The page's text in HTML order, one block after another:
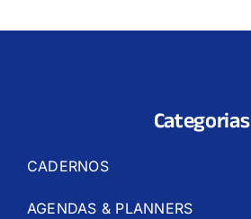
Categorias
CADERNOS
AGENDAS & PLANNERS